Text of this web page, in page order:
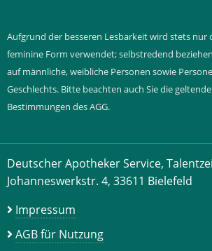
Aufgrund der besseren Lesbarkeit wird stets nur
feminine Form verwendet; selbstredend
auf männliche, weibliche Personen sowie
Geschlechts. Bitte beachten auch Sie die
Bestimmungen des AGG.
Deutscher Apotheker Service,
Johanneswerkstr. 4, 33611 Bielefeld
Impressum
AGB für Nutzung